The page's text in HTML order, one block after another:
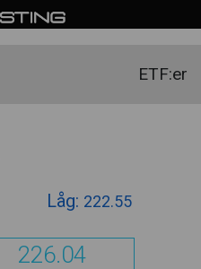
ETF:er
Låg: 222.55
226.04